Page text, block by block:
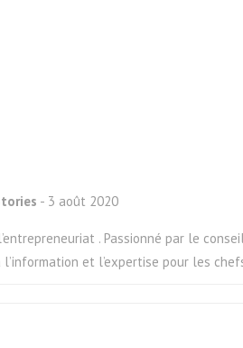
- 3 août 2020
. Passionné par le
et l’expertise pour les